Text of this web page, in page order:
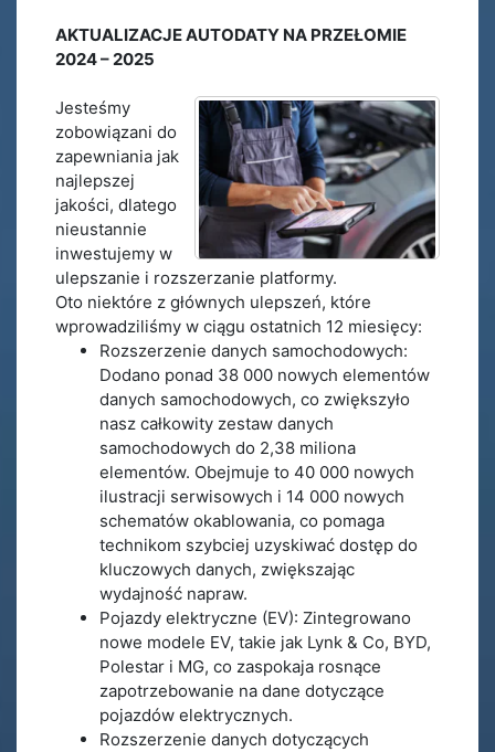
AKTUALIZACJE AUTODATY NA PRZEŁOMIE
2024 – 2025
Jesteśmy
zobowiązani do
zapewniania jak
najlepszej
jakości, dlatego
nieustannie
inwestujemy w
ulepszanie i rozszerzanie platformy.
Oto niektóre z głównych ulepszeń, które
wprowadziliśmy w ciągu ostatnich 12 miesięcy:
Rozszerzenie danych samochodowych:
Dodano ponad 38 000 nowych elementów
danych samochodowych, co zwiększyło
nasz całkowity zestaw danych
samochodowych do 2,38 miliona
elementów. Obejmuje to 40 000 nowych
ilustracji serwisowych i 14 000 nowych
schematów okablowania, co pomaga
technikom szybciej uzyskiwać dostęp do
kluczowych danych, zwiększając
wydajność napraw.
Pojazdy elektryczne (EV): Zintegrowano
nowe modele EV, takie jak Lynk & Co, BYD,
Polestar i MG, co zaspokaja rosnące
zapotrzebowanie na dane dotyczące
pojazdów elektrycznych.
Rozszerzenie danych dotyczących